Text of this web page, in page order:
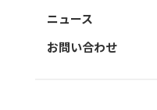
ニュース
お問い合わせ